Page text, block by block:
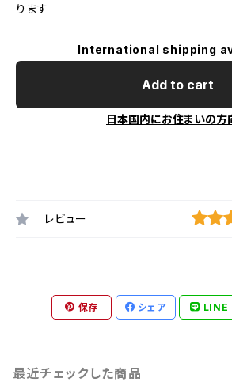
ります
International shipping
Add to cart
日本国内にお住まいの方
レビュー
保存 シェア LINE
最近チェックした商品